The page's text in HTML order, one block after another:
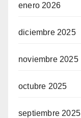
enero 2026
diciembre 2025
noviembre 2025
octubre 2025
septiembre 2025